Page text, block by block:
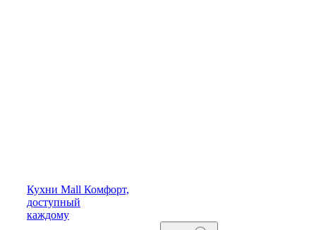
Кухни Mall Комфорт,
доступный
каждому